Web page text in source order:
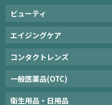
ビューティ
エイジングケア
コンタクトレンズ
一般医薬品(OTC)
衛生用品・日用品